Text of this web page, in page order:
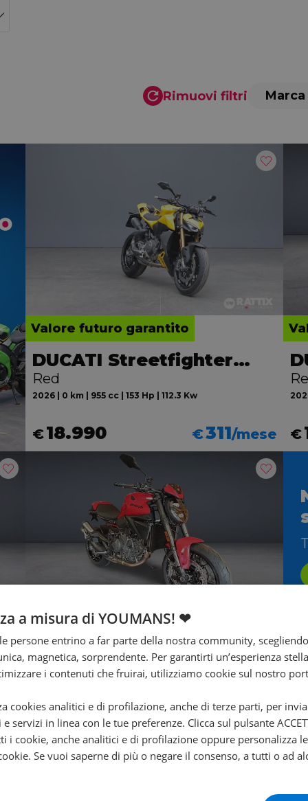
Rimuovi filtri Marca
Valore futuro garantito
DUCATI Streetfighter V2
Red
2026 | 0 km | 955 cc | 153 Hp | 112.3 Kw
€18.990 €311/mese €
Valore futuro garantito
DUCATI Monster 937
2026 | 0 km | 937 cc | 111 Hp | 82 Kw
€13.290 € 225/mese
a misura di YOUMANS! ❤
persone entrino a far parte della nostra community,
magnetica, sorprendente. Per garantirti un’esperienza
i contenuti che fruirai, utilizziamo cookie sul nostro
cookies analitici e di profilazione, anche di terze parti, per
servizi in linea con le tue preferenze. Clicca sul pulsante
i cookie, anche analitici e di profilazione oppure personalizza
Se vuoi saperne di più o negare il consenso, a tutti o ad